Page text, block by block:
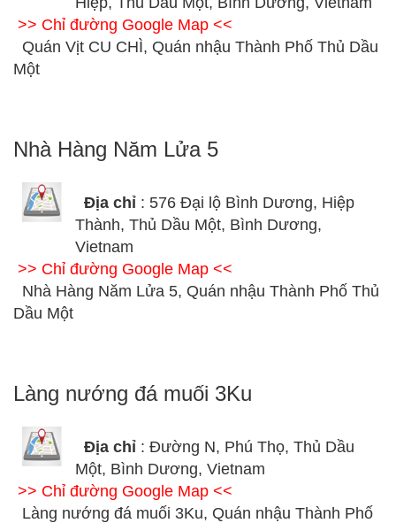
>> Chỉ đường Google Map <<
Quán Vịt CU CHÌ, Quán nhậu Thành Phố Thủ Dầu
Một
Nhà Hàng Năm Lửa 5
Địa chỉ : 576 Đại lộ Bình Dương, Hiệp
Thành, Thủ Dầu Một, Bình Dương,
Vietnam
>> Chỉ đường Google Map <<
Nhà Hàng Năm Lửa 5, Quán nhậu Thành Phố Thủ
Dầu Một
Làng nướng đá muối 3Ku
Địa chỉ : Đường N, Phú Thọ, Thủ Dầu
Một, Bình Dương, Vietnam
>> Chỉ đường Google Map <<
Làng nướng đá muối 3Ku, Quán nhậu Thành Phố